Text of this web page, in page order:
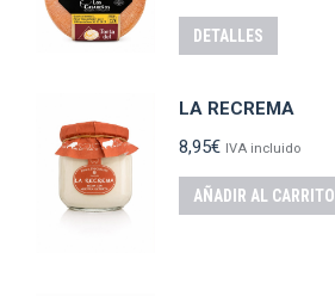
DETALLES
LA RECREMA
8,95€ IVA incluido
AÑADIR AL CARRITO